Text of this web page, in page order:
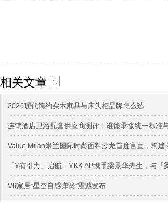
相关文章
2026现代简约实木家具与床头柜品牌怎么选
连锁酒店卫浴配套供应商测评：谁能承接统一标准
Value Milan米兰国际时尚面料沙龙首度官宣，构建
「Y有引力」启航：YKK AP携手梁景华先生，与
V6家居“星空自感弹簧”震撼发布